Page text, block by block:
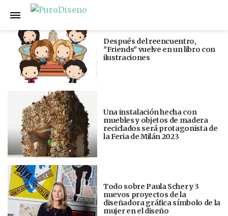
Anterior
Después del reencuentro,
"Friends" vuelve en un libro con
ilustraciones
Una instalación hecha con
muebles y objetos de madera
reciclados será protagonista de
la Feria de Milán 2023
Todo sobre Paula Scher y 3
nuevos proyectos de la
diseñadora gráfica símbolo de la
mujer en el diseño
Siguiente